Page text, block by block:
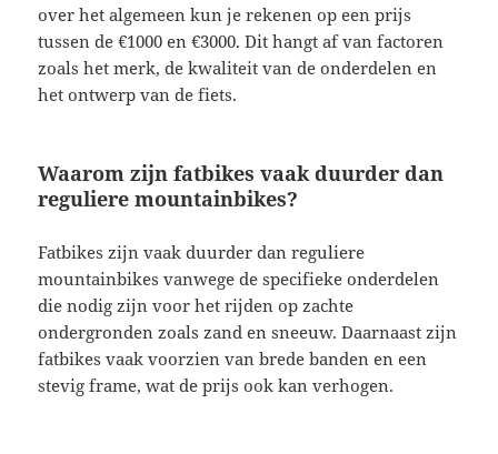
over het algemeen kun je rekenen op een prijs
tussen de €1000 en €3000. Dit hangt af van factoren
zoals het merk, de kwaliteit van de onderdelen en
het ontwerp van de fiets.
Waarom zijn fatbikes vaak duurder dan
reguliere mountainbikes?
Fatbikes zijn vaak duurder dan reguliere
mountainbikes vanwege de specifieke onderdelen
die nodig zijn voor het rijden op zachte
ondergronden zoals zand en sneeuw. Daarnaast zijn
fatbikes vaak voorzien van brede banden en een
stevig frame, wat de prijs ook kan verhogen.